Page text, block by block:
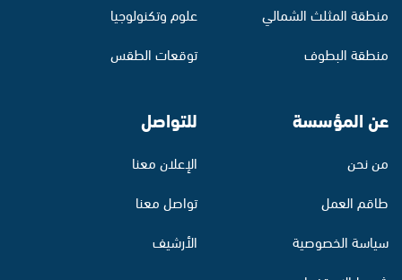
منطقة المثلث الشمالي
منطقة البطوف
علوم وتكنولوجيا
توقعات الطقس
عن المؤسسة
من نحن
طاقم العمل
سياسة الخصوصية
للتواصل
الإعلان معنا
تواصل معنا
الأرشيف